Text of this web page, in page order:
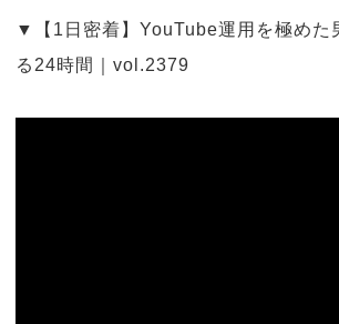
▼【1日密着】YouTube運用を極めた
る24時間｜vol.2379